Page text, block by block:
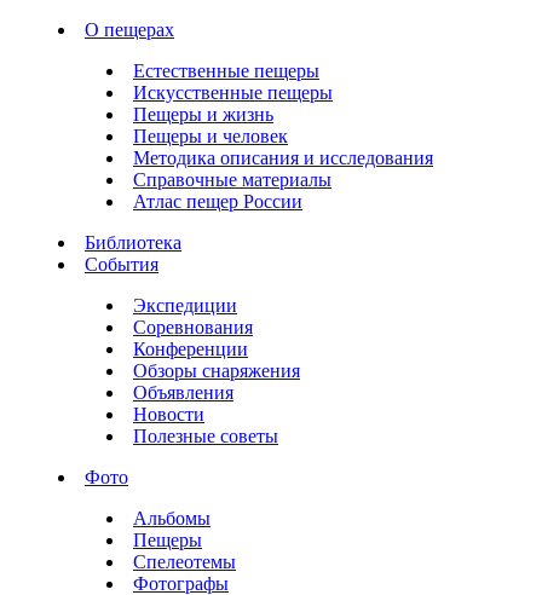
О пещерах
Естественные пещеры
Искусственные пещеры
Пещеры и жизнь
Пещеры и человек
Методика описания и исследования
Справочные материалы
Атлас пещер России
Библиотека
События
Экспедиции
Соревнования
Конференции
Обзоры снаряжения
Объявления
Новости
Полезные советы
Фото
Альбомы
Пещеры
Спелеотемы
Фотографы